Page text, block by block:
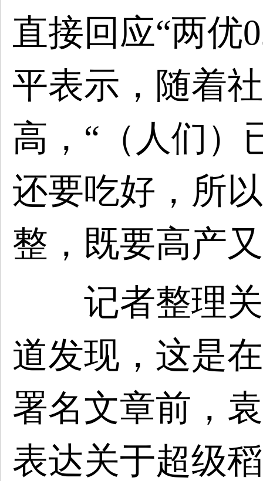
直接回应“两优
平表示，随着
高，“（人们）
还要吃好，所
整，既要高产
记者整理关
道发现，这是
署名文章前，
表达关于超级